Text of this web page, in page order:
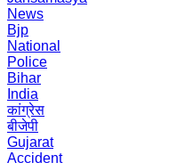
News
Bjp
National
Police
Bihar
India
कांग्रेस
बीजेपी
Gujarat
Accident